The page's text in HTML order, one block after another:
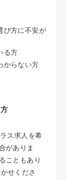
び方に不安が
る方
からない方
ス求人を希
がありま
こともあり
せくださ